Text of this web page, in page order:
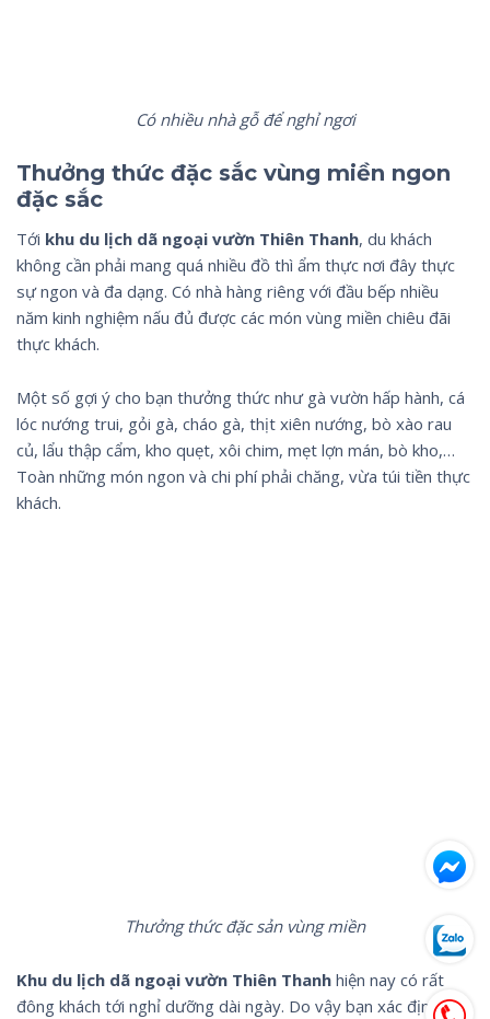
Có nhiều nhà gỗ để nghỉ ngơi
Thưởng thức đặc sắc vùng miền ngon
đặc sắc
Tới khu du lịch dã ngoại vườn Thiên Thanh, du khách
không cần phải mang quá nhiều đồ thì ẩm thực nơi đây thực
sự ngon và đa dạng. Có nhà hàng riêng với đầu bếp nhiều
năm kinh nghiệm nấu đủ được các món vùng miền chiêu đãi
thực khách.
Một số gợi ý cho bạn thưởng thức như gà vườn hấp hành, cá
lóc nướng trui, gỏi gà, cháo gà, thịt xiên nướng, bò xào rau
củ, lẩu thập cẩm, kho quẹt, xôi chim, mẹt lợn mán, bò kho,…
Toàn những món ngon và chi phí phải chăng, vừa túi tiền thực
khách.
Thưởng thức đặc sản vùng miền
Khu du lịch dã ngoại vườn Thiên Thanh hiện nay có rất
đông khách tới nghỉ dưỡng dài ngày. Do vậy bạn xác định đi